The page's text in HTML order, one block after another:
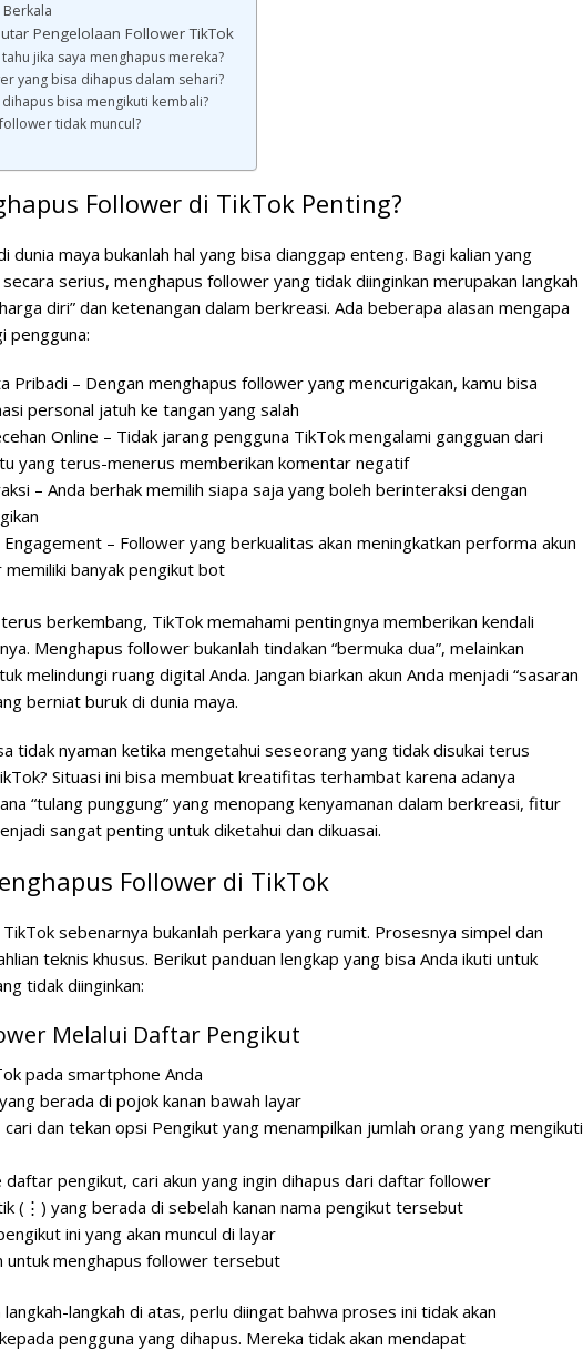
Pengelolaan Follower TikTok
jika saya menghapus mereka?
yang bisa dihapus dalam sehari?
bisa mengikuti kembali?
tidak muncul?
Follower di TikTok Penting?
dunia maya bukanlah hal yang bisa dianggap enteng. Bagi kalian yang
serius, menghapus follower yang tidak diinginkan merupakan langkah
diri” dan ketenangan dalam berkreasi. Ada beberapa alasan mengapa
pengguna:
Pribadi – Dengan menghapus follower yang mencurigakan, kamu bisa
personal jatuh ke tangan yang salah
Online – Tidak jarang pengguna TikTok mengalami gangguan dari
yang terus-menerus memberikan komentar negatif
– Anda berhak memilih siapa saja yang boleh berinteraksi dengan
Engagement – Follower yang berkualitas akan meningkatkan performa akun
banyak pengikut bot
berkembang, TikTok memahami pentingnya memberikan kendali
Menghapus follower bukanlah tindakan “bermuka dua”, melainkan
melindungi ruang digital Anda. Jangan biarkan akun Anda menjadi “sasaran
berniat buruk di dunia maya.
tidak nyaman ketika mengetahui seseorang yang tidak disukai terus
Situasi ini bisa membuat kreatifitas terhambat karena adanya
“tulang punggung” yang menopang kenyamanan dalam berkreasi, fitur
sangat penting untuk diketahui dan dikuasai.
Follower di TikTok
sebenarnya bukanlah perkara yang rumit. Prosesnya simpel dan
teknis khusus. Berikut panduan lengkap yang bisa Anda ikuti untuk
tidak diinginkan:
Melalui Daftar Pengikut
pada smartphone Anda
yang berada di pojok kanan bawah layar
dan tekan opsi Pengikut yang menampilkan jumlah orang yang mengikuti
daftar pengikut, cari akun yang ingin dihapus dari daftar follower
(⋮) yang berada di sebelah kanan nama pengikut tersebut
ini yang akan muncul di layar
untuk menghapus follower tersebut
langkah-langkah di atas, perlu diingat bahwa proses ini tidak akan
pengguna yang dihapus. Mereka tidak akan mendapat